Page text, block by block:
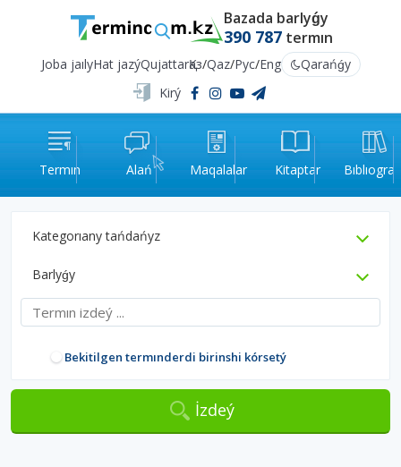
Bazada barlyǵy
390 787 termın
Joba jaılyHat jazýQujattarҚаз/Qaz/Рус/Eng
Qarańǵy
Kirý
Termın Alań Maqalalar Kitaptar
Kategorıany tańdańyz
Barlyǵy
Bekitilgen termınderdi birinshi kórsetý
İzdeý